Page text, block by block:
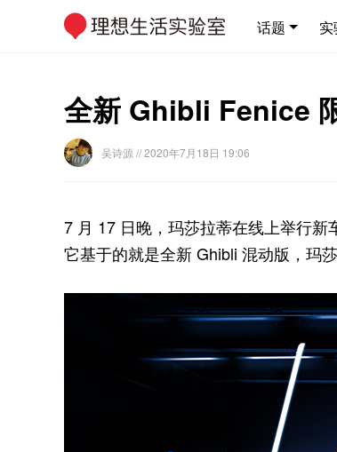
话题
全新 Ghibli Fenice
吴诗源 // 2020年7月18日 19:06
7 月 17 日晚，玛莎拉蒂在线上举行
它基于的就是全新 Ghibli 混动版，玛